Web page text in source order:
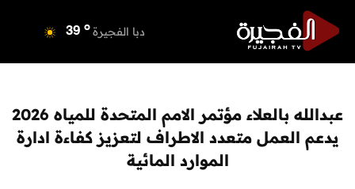
دبا الفجيرة 39 o
38 o
راس الخيمة o
الفجيرة
عبدالله بالعلاء مؤتمر الامم المتحدة للمياه 2026
يدعم العمل متعدد الاطراف لتعزيز كفاءة ادارة
الموارد المائية